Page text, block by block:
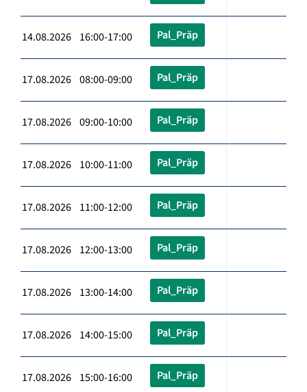
14.08.2026 16:00-17:00 Pal_Präp
17.08.2026 08:00-09:00 Pal_Präp
17.08.2026 09:00-10:00 Pal_Präp
17.08.2026 10:00-11:00 Pal_Präp
17.08.2026 11:00-12:00 Pal_Präp
17.08.2026 12:00-13:00 Pal_Präp
17.08.2026 13:00-14:00 Pal_Präp
17.08.2026 14:00-15:00 Pal_Präp
17.08.2026 15:00-16:00 Pal_Präp